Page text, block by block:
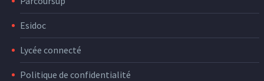
Esidoc
Lycée connecté
Politique de confidentialité